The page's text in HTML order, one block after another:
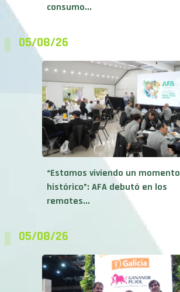
consumo...
05/08/26
“Estamos viviendo un momento
histórico”: AFA debutó en los
remates...
05/08/26